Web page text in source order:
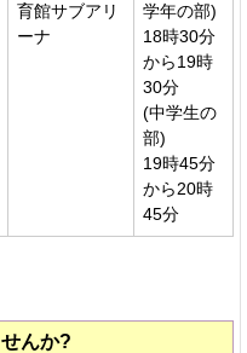
育館サブアリ
ーナ
学年の部)
18時30分
から19時
30分
(中学生の
部)
19時45分
から20時
45分
んか?